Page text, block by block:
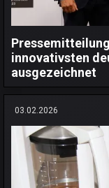
innovativsten
ausgezeichnet
03.02.2026